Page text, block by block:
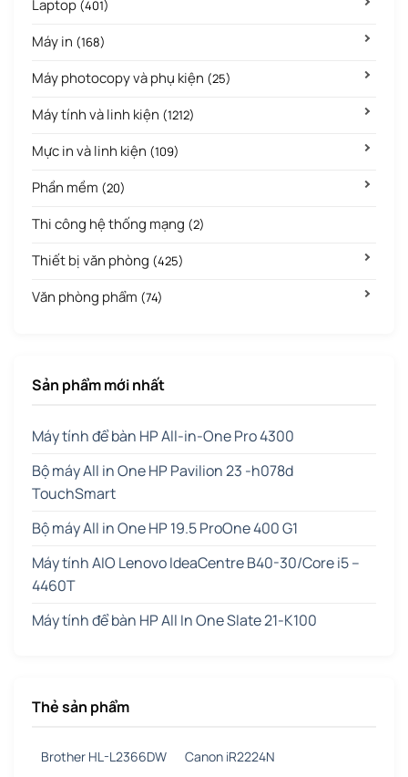
Laptop (401)
Máy in (168)
Máy photocopy và phụ kiện (25)
Máy tính và linh kiện (1212)
Mực in và linh kiện (109)
Phần mềm (20)
Thi công hệ thống mạng (2)
Thiết bị văn phòng (425)
Văn phòng phẩm (74)
Sản phẩm mới nhất
Máy tính để bàn HP All-in-One Pro 4300
Bộ máy All in One HP Pavilion 23 -h078d
TouchSmart
Bộ máy All in One HP 19.5 ProOne 400 G1
Máy tính AIO Lenovo IdeaCentre B40-30/Core i5 –
4460T
Máy tính để bàn HP All In One Slate 21-K100
Thẻ sản phẩm
Brother HL-L2366DW
Canon iR2224N